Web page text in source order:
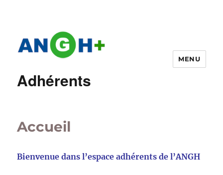
Adhérents
MENU
Accueil
Bienvenue dans l’espace adhérents de l’ANGH